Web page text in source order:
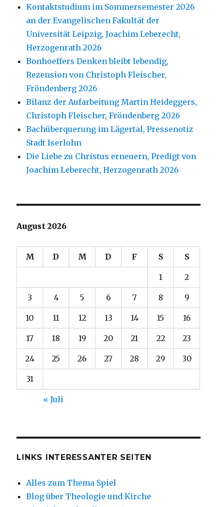
Kontaktstudium im Sommersemester 2026
an der Evangelischen Fakultät der
Universität Leipzig, Joachim Leberecht,
Herzogenrath 2026
Bonhoeffers Denken bleibt lebendig,
Rezension von Christoph Fleischer,
Fröndenberg 2026
Bilanz der Aufarbeitung Martin Heideggers,
Christoph Fleischer, Fröndenberg 2026
Bachüberquerung im Lägertal, Pressenotiz
Stadt Iserlohn
Die Liebe zu Christus erneuern, Predigt von
Joachim Leberecht, Herzogenrath 2026
August 2026
M D M D F S S
1 2
3 4 5 6 7 8 9
10 11 12 13 14 15 16
17 18 19 20 21 22 23
24 25 26 27 28 29 30
31
« Juli
LINKS INTERESSANTER SEITEN
Alles zum Thema Spiel
Blog über Theologie und Kirche